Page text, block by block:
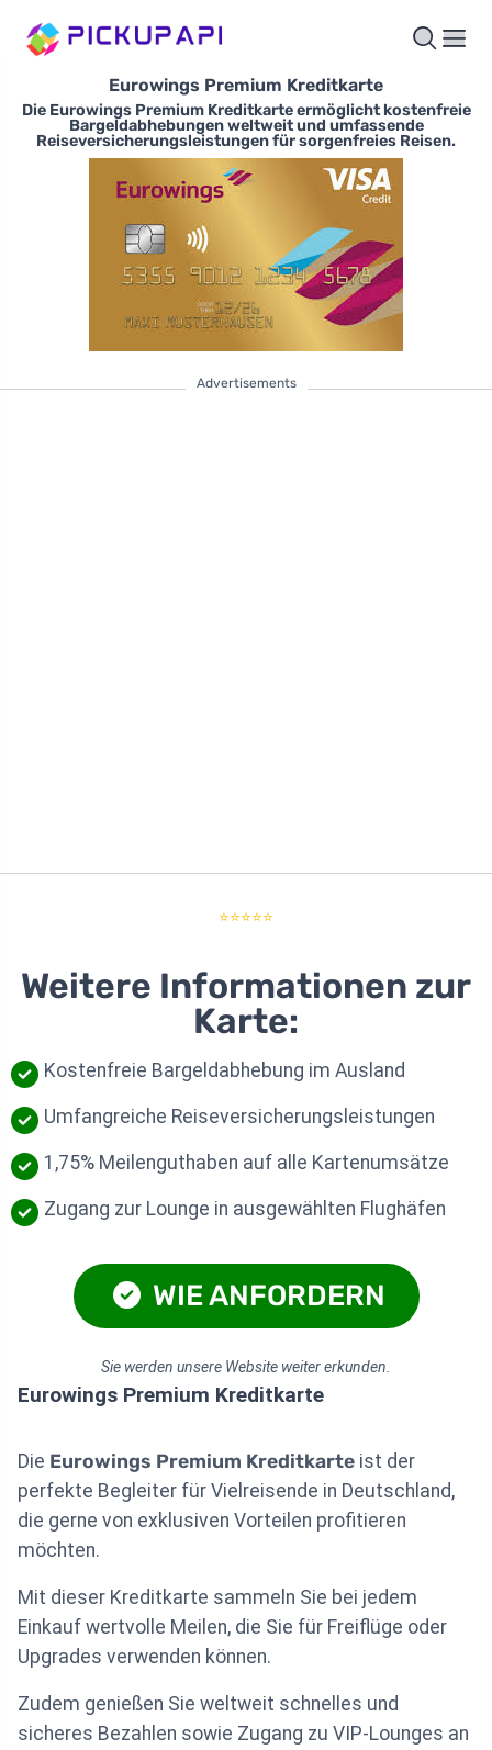
Eurowings Premium Kreditkarte
Die Eurowings Premium Kreditkarte ermöglicht kostenfreie
Bargeldabhebungen weltweit und umfassende
Reiseversicherungsleistungen für sorgenfreies Reisen.
Advertisements
⭐⭐⭐⭐⭐
Weitere Informationen zur
Karte:
Kostenfreie Bargeldabhebung im Ausland
Umfangreiche Reiseversicherungsleistungen
1,75% Meilenguthaben auf alle Kartenumsätze
Zugang zur Lounge in ausgewählten Flughäfen
WIE ANFORDERN
Sie werden unsere Website weiter erkunden.
Eurowings Premium Kreditkarte
Die Eurowings Premium Kreditkarte ist der
perfekte Begleiter für Vielreisende in Deutschland,
die gerne von exklusiven Vorteilen profitieren
möchten.
Mit dieser Kreditkarte sammeln Sie bei jedem
Einkauf wertvolle Meilen, die Sie für Freiflüge oder
Upgrades verwenden können.
Zudem genießen Sie weltweit schnelles und
sicheres Bezahlen sowie Zugang zu VIP-Lounges an